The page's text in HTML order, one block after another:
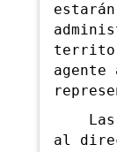
agente
Las
al